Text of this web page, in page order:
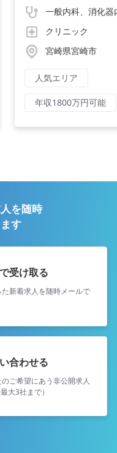
代までの先生活躍中
クリニック
宮崎県宮崎市
人気エリア
年収1800万円可能
を随時
す
受け取る
新着求人を随時メールで
合わせる
ご希望にあう非公開求人
大3社まで）